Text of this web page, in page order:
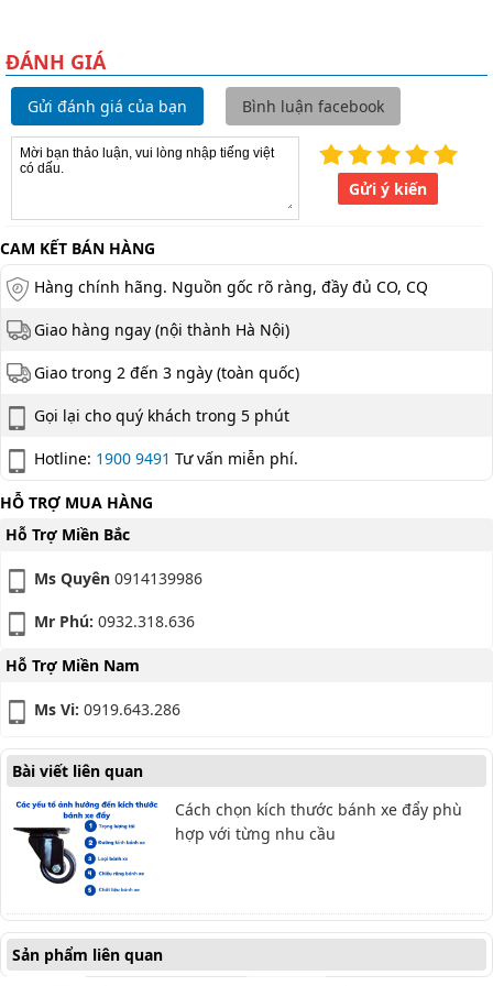
ĐÁNH GIÁ
Gửi đánh giá của bạn Bình luận facebook
Gửi ý kiến
CAM KẾT BÁN HÀNG
Hàng chính hãng. Nguồn gốc rõ ràng, đầy đủ CO, CQ
Giao hàng ngay (nội thành Hà Nội)
Giao trong 2 đến 3 ngày (toàn quốc)
Gọi lại cho quý khách trong 5 phút
Hotline: 1900 9491 Tư vấn miễn phí.
HỖ TRỢ MUA HÀNG
Hỗ Trợ Miền Bắc
Ms Quyên 0914139986
Mr Phú: 0932.318.636
Hỗ Trợ Miền Nam
Ms Vi: 0919.643.286
Bài viết liên quan
Cách chọn kích thước bánh xe đẩy phù
hợp với từng nhu cầu
Sản phẩm liên quan